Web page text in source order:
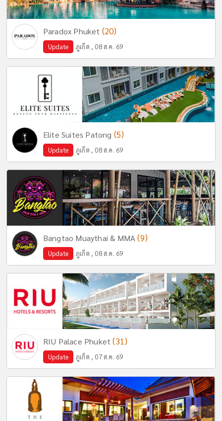
Paradox Phuket (20)
Update ภูเก็ต , 08 ส.ค. 69
Elite Suites Patong (5)
Update ภูเก็ต , 08 ส.ค. 69
Bangtao Muaythai & MMA(9)
Update ภูเก็ต , 08 ส.ค. 69
RIU Palace Phuket(31)
Update ภูเก็ต , 07 ส.ค. 69